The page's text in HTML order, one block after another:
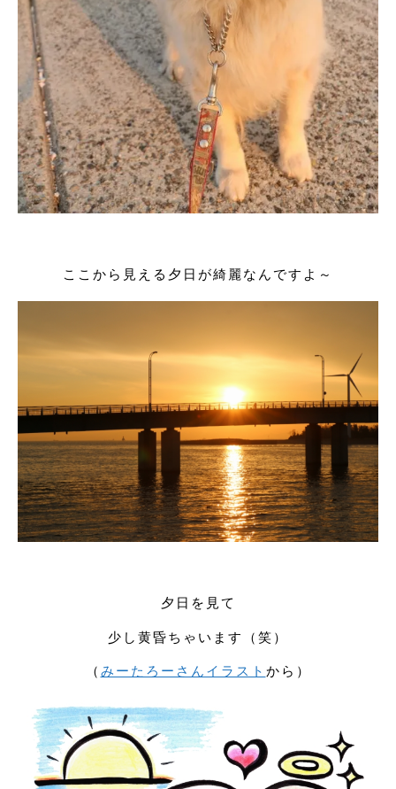
ここから見える夕日が綺麗なんですよ～
夕日を見て
少し黄昏ちゃいます（笑）
（ みーたろーさんイラスト から）